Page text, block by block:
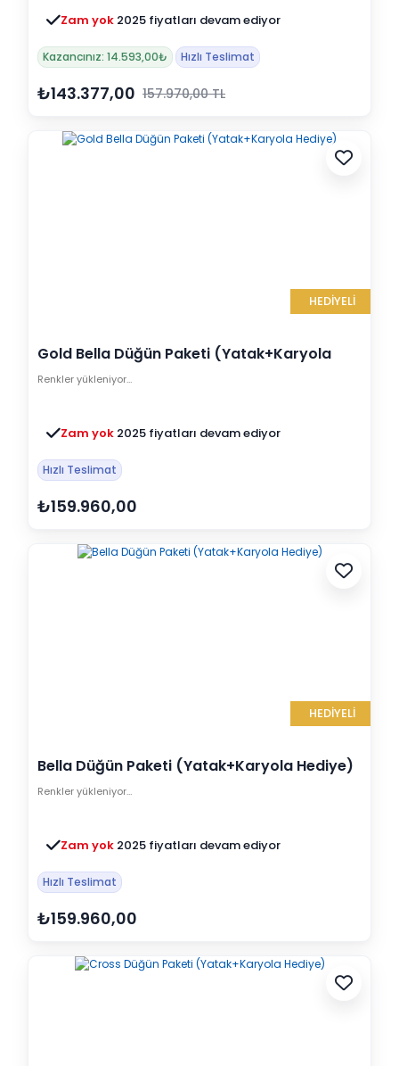
Zam yok 2025 fiyatları devam ediyor
Kazancınız: 14.593,00₺ Hızlı Teslimat
₺143.377,00 157.970,00 TL
HEDİYELİ
Gold Bella Düğün Paketi (Yatak+Karyola
Hediye)
Renkler yükleniyor…
Zam yok 2025 fiyatları devam ediyor
Hızlı Teslimat
₺159.960,00
HEDİYELİ
Bella Düğün Paketi (Yatak+Karyola Hediye)
Renkler yükleniyor…
Zam yok 2025 fiyatları devam ediyor
Hızlı Teslimat
₺159.960,00